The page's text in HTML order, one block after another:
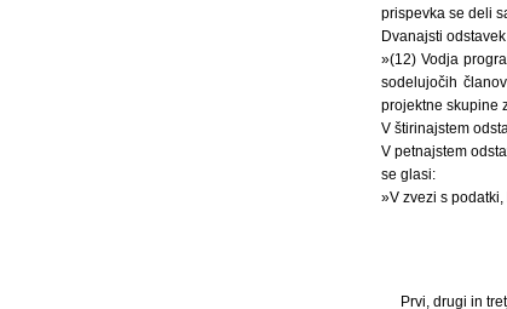
prispevka se deli
Dvanajsti
»(12) Vodja
sodelujočih
projektne skupine
V štirinajstem
V petnajstem
se glasi:
»V zvezi s
Prvi, drugi in